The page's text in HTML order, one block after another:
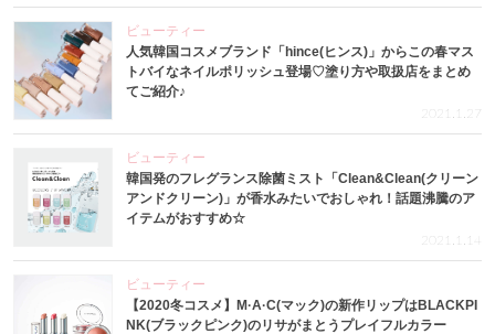
ビューティー
人気韓国コスメブランド「hince(ヒンス)」からこの春マス
トバイなネイルポリッシュ登場♡塗り方や取扱店をまとめ
てご紹介♪
2021.1.27
ビューティー
韓国発のフレグランス除菌ミスト「Clean&Clean(クリーン
アンドクリーン)」が香水みたいでおしゃれ！話題沸騰のア
イテムがおすすめ☆
2021.1.14
ビューティー
【2020冬コスメ】M·A·C(マック)の新作リップはBLACKPI
NK(ブラックピンク)のリサがまとうプレイフルカラー